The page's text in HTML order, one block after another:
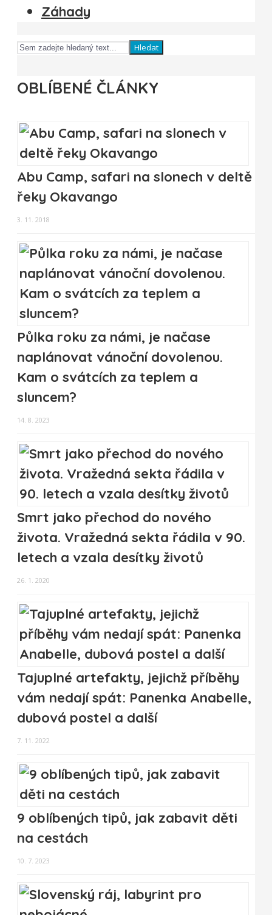
Záhady
Hledat
OBLÍBENÉ ČLÁNKY
Abu Camp, safari na slonech v deltě
řeky Okavango
3. 11. 2018
Půlka roku za námi, je načase
naplánovat vánoční dovolenou.
Kam o svátcích za teplem a
sluncem?
14. 8. 2023
Smrt jako přechod do nového
života. Vražedná sekta řádila v 90.
letech a vzala desítky životů
26. 1. 2020
Tajuplné artefakty, jejichž příběhy
vám nedají spát: Panenka Anabelle,
dubová postel a další
7. 11. 2022
9 oblíbených tipů, jak zabavit děti
na cestách
10. 7. 2023